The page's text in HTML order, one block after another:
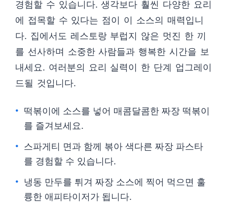
경험할 수 있습니다. 생각보다 훨씬 다양한 요리
에 접목할 수 있다는 점이 이 소스의 매력입니
다. 집에서도 레스토랑 부럽지 않은 멋진 한 끼
를 선사하며 소중한 사람들과 행복한 시간을 보
내세요. 여러분의 요리 실력이 한 단계 업그레이
드될 것입니다.
떡볶이에 소스를 넣어 매콤달콤한 짜장 떡볶이
를 즐겨보세요.
스파게티 면과 함께 볶아 색다른 짜장 파스타
를 경험할 수 있습니다.
냉동 만두를 튀겨 짜장 소스에 찍어 먹으면 훌
륭한 애피타이저가 됩니다.